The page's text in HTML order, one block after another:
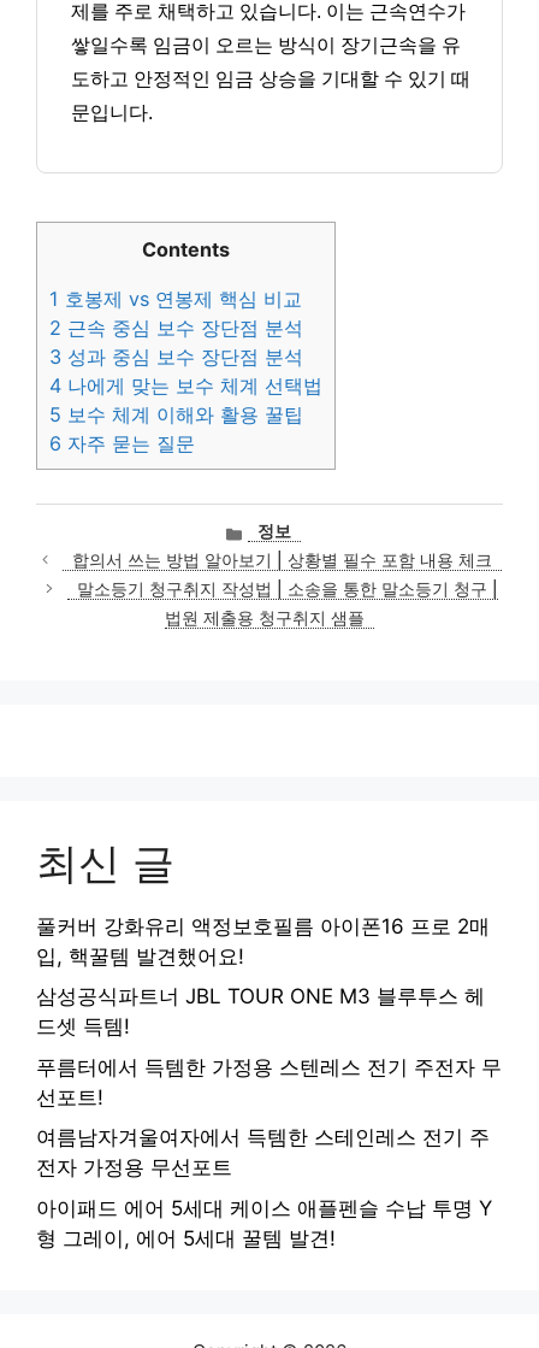
제를 주로 채택하고 있습니다. 이는 근속연수가
쌓일수록 임금이 오르는 방식이 장기근속을 유
도하고 안정적인 임금 상승을 기대할 수 있기 때
문입니다.
Contents
1 호봉제 vs 연봉제 핵심 비교
2 근속 중심 보수 장단점 분석
3 성과 중심 보수 장단점 분석
4 나에게 맞는 보수 체계 선택법
5 보수 체계 이해와 활용 꿀팁
6 자주 묻는 질문
카
테
고
리
정보
합의서 쓰는 방법 알아보기 | 상황별 필수 포함 내용 체크
말소등기 청구취지 작성법 | 소송을 통한 말소등기 청구 |
법원 제출용 청구취지 샘플
최신 글
풀커버 강화유리 액정보호필름 아이폰16 프로 2매
입, 핵꿀템 발견했어요!
삼성공식파트너 JBL TOUR ONE M3 블루투스 헤
드셋 득템!
푸름터에서 득템한 가정용 스텐레스 전기 주전자 무
선포트!
여름남자겨울여자에서 득템한 스테인레스 전기 주
전자 가정용 무선포트
아이패드 에어 5세대 케이스 애플펜슬 수납 투명 Y
형 그레이, 에어 5세대 꿀템 발견!